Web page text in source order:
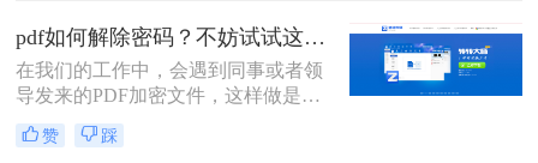
时，就会很麻烦。这时我们就需要对
其进行解密，以方便后续的操作，那
有什么办法能进行PDF解密呢？当然
有，今天小编就为大家推荐2个方
法，大家一起看看pdf加密如何解除
吧！
pdf如何解除密码？不妨试试这两种方法！
在我们的工作中，会遇到同事或者领
导发来的PDF加密文件，这样做是为
了保证文件的机密性；而我们每次打
开PDF文件都需要输入密码才能进行
赞 踩